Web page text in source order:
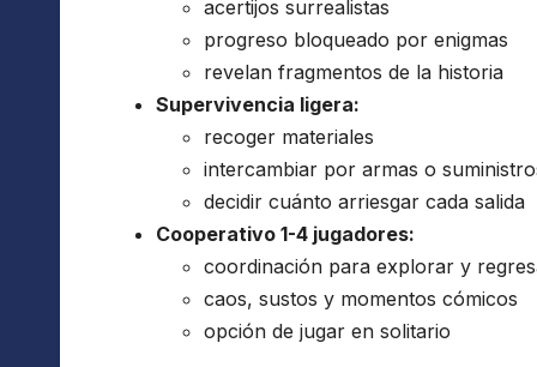
acertijos surrealistas
progreso bloqueado por enigmas
revelan fragmentos de la historia
Supervivencia ligera:
recoger materiales
intercambiar por armas o
decidir cuánto arriesgar cada salida
Cooperativo 1-4 jugadores:
coordinación para explorar y
caos, sustos y momentos cómicos
opción de jugar en solitario